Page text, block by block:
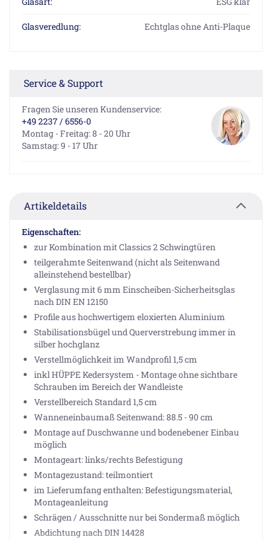
Glasveredlung: Echtglas ohne Anti-Plaque
Service & Support
Fragen Sie unseren Kundenservice:
+49 2237 / 6556-0
Montag - Freitag: 8 - 20 Uhr
Samstag: 9 - 17 Uhr
Artikeldetails
Eigenschaften:
zur Kombination mit Classics 2 Schwingtüren
teilgerahmte Seitenwand (nicht als Seitenwand
alleinstehend bestellbar)
Verglasung mit 6 mm Einscheiben-Sicherheitsglas
nach DIN EN 12150
Profile aus hochwertigem eloxierten Aluminium
Stabilisationsbügel und Querverstrebung immer in
silber hochglanz
Verstellmöglichkeit im Wandprofil 1,5 cm
inkl HÜPPE Kedersystem - Montage ohne sichtbare
Schrauben im Bereich der Wandleiste
Verstellbereich Standard 1,5 cm
Wanneneinbaumaß Seitenwand: 88.5 - 90 cm
Montage auf Duschwanne und bodenebener Einbau
möglich
Montageart: links/rechts Befestigung
Montagezustand: teilmontiert
im Lieferumfang enthalten: Befestigungsmaterial,
Montageanleitung
Schrägen / Ausschnitte nur bei Sondermaß möglich
Abdichtung nach DIN 14428